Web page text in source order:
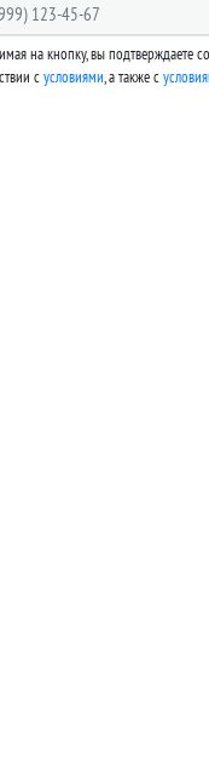
на кнопку, вы подтверждаете
сусловиями, а также c